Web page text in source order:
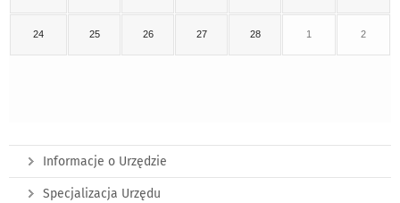
24 25 26 27 28 1 2
Informacje o Urzędzie
Specjalizacja Urzędu